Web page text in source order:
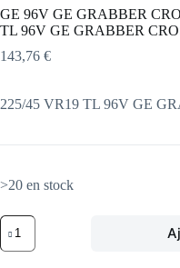
GE 96V GE GRABBER
TL 96V GE GRABBER
143,76 €
225/45 VR19 TL 96V GE
>20 en stock
quantité
de
GE